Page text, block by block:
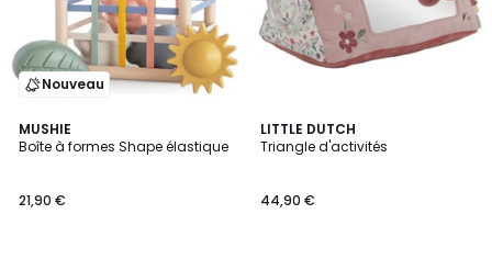
Nouveau
MUSHIE
Boîte à formes Shape élastique
21,90 €
LITTLE DUTCH
Triangle d'activités
44,90 €